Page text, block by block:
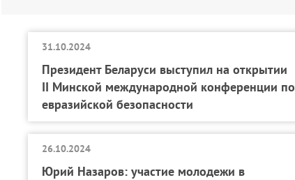
31.10.2024
Президент Беларуси выступил на открытии
II Минской международной конференции по
евразийской безопасности
26.10.2024
Юрий Назаров: участие молодежи в